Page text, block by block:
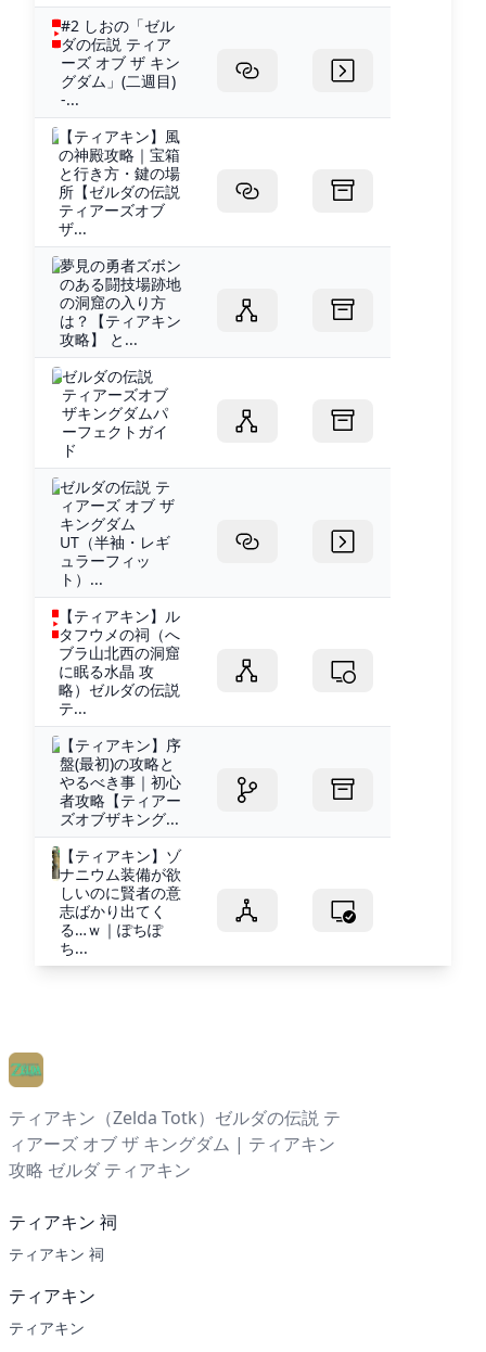
#2 しおの「ゼル
ダの伝説 ティア
ーズ オブ ザ キン
グダム」(二週目)
-...
【ティアキン】風
の神殿攻略｜宝箱
と行き方・鍵の場
所【ゼルダの伝説
ティアーズオブ
ザ...
夢見の勇者ズボン
のある闘技場跡地
の洞窟の入り方
は？【ティアキン
攻略】 と...
ゼルダの伝説
ティアーズオブ
ザキングダムパ
ーフェクトガイ
ド
ゼルダの伝説 テ
ィアーズ オブ ザ
キングダム
UT（半袖・レギ
ュラーフィッ
ト）...
【ティアキン】ル
タフウメの祠（へ
ブラ山北西の洞窟
に眠る水晶 攻
略）ゼルダの伝説
テ...
【ティアキン】序
盤(最初)の攻略と
やるべき事｜初心
者攻略【ティアー
ズオブザキング...
【ティアキン】ゾ
ナニウム装備が欲
しいのに賢者の意
志ばかり出てく
る…ｗ｜ぽちぽ
ち...
ティアキン（Zelda Totk）ゼルダの伝説 テ
ィアーズ オブ ザ キングダム | ティアキン
攻略 ゼルダ ティアキン
ティアキン 祠
ティアキン 祠
ティアキン
ティアキン